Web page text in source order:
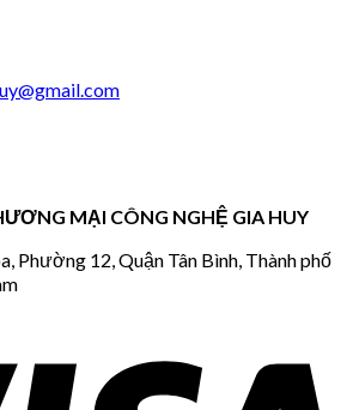
MẠI CÔNG NGHỆ GIA HUY
Phường 12, Quận Tân Bình, Thành phố